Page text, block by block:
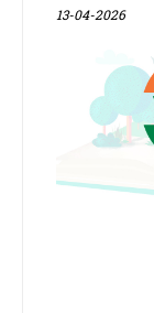
13-04-2026